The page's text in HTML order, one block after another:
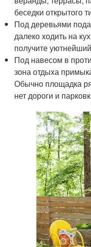
беседки открытого
Под деревьями
далеко ходить на
получите
Под навесом в
зона отдыха
Обычно площадка
нет дороги и